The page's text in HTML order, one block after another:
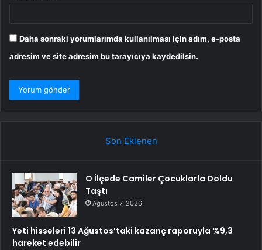
Daha sonraki yorumlarımda kullanılması için adım, e-posta
adresim ve site adresim bu tarayıcıya kaydedilsin.
Son Eklenen
O İlçede Camiler Çocuklarla Doldu
Taştı
Ağustos 7, 2026
Yeti hisseleri 13 Ağustos’taki kazanç raporuyla %9,3
hareket edebilir